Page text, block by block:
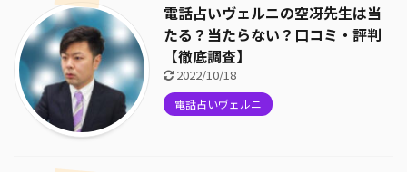
電話占いヴェルニの空冴先生は当
たる？当たらない？口コミ・評判
【徹底調査】
2022/10/18
電話占いヴェルニ